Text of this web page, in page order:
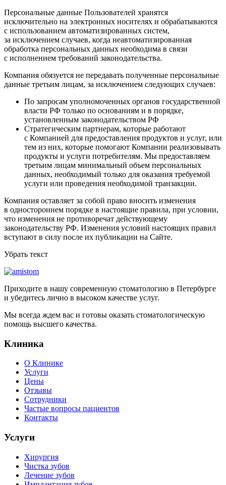
Персональные данные Пользователей хранятся
исключительно на электронных носителях и обрабатываются
с использованием автоматизированных систем,
за исключением случаев, когда неавтоматизированная
обработка персональных данных необходима в связи
с исполнением требований законодательства.
Компания обязуется не передавать полученные персональные
данные третьим лицам, за исключением следующих случаев:
По запросам уполномоченных органов государственной
власти РФ только по основаниям и в порядке,
установленным законодательством РФ
Стратегическим партнерам, которые работают
с Компанией для предоставления продуктов и услуг, или
тем из них, которые помогают Компании реализовывать
продукты и услуги потребителям. Мы предоставляем
третьим лицам минимальный объем персональных
данных, необходимый только для оказания требуемой
услуги или проведения необходимой транзакции.
Компания оставляет за собой право вносить изменения
в одностороннем порядке в настоящие правила, при условии,
что изменения не противоречат действующему
законодательству РФ. Изменения условий настоящих правил
вступают в силу после их публикации на Сайте.
Убрать текст
Приходите в нашу современную стоматологию в Петербурге
и убедитесь лично в высоком качестве услуг.
Мы всегда ждем вас и готовы оказать стоматологическую
помощь высшего качества.
Клиника
О Клинике
Услуги
Цены
Отзывы
Сотрудники
Частые вопросы пациентов
Контакты
Услуги
Хирургия
Чистка зубов
Лечение зубов